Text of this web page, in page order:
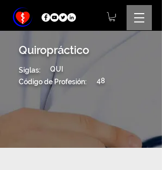
Quiropráctico
Siglas:
QUI
Código de Profesión:
48